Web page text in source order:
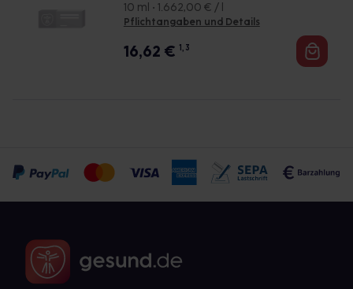
10 ml • 1.662,00 € / l
Pflichtangaben und Details
16,62 € 1, 3